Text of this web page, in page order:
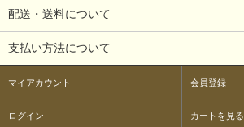
配送・送料について
支払い方法について
マイアカウント 会員登録
ログイン カートを見る